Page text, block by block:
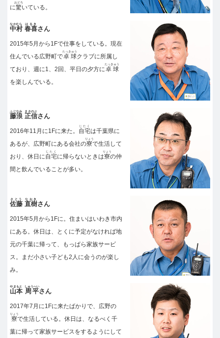
に驚
おどろ
いている。
中村
なかむら
春喜
はるき
さん
2015年5月から1Fで仕事をしている。現在
住んでいる広野町で卓球
たっきゅう
クラブに所属し
ており、週に1、2回、平日の夕方に卓球
たっきゅう
を楽しんでいる。
藤浪
ふじなみ
正信
まさのぶ
さん
2016年11月に1Fに来た。 自宅
じたく
は千葉県に
あるが、広野町にある会社の寮
りょう
で生活して
おり、休日に自宅
じたく
に帰らないときは寮
りょう
の仲
間と飲んでいることが多い。
佐藤
さとう
直樹
なおき
さん
2015年5月から1Fに。住まいはいわき市内
にある。休日は、とくに予定がなければ地
元の千葉に帰って、もっぱら家族サービ
ス。まだ小さい子ども2人に会うのが楽し
み。
山本
やまもと
周平
しゅうへい
さん
2017年7月に1Fに来たばかりで、広野の
寮
りょう
で生活している。休日は、なるべく千
葉に帰って家族サービスをするようにして